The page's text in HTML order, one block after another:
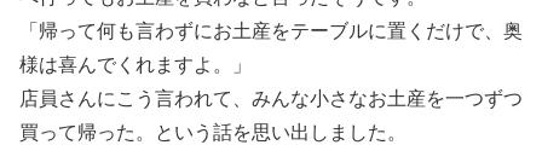
「帰って何も言わずにお土産をテーブルに置くだけで、奥
様は喜んでくれますよ。」
店員さんにこう言われて、みんな小さなお土産を一つずつ
買って帰った。という話を思い出しました。